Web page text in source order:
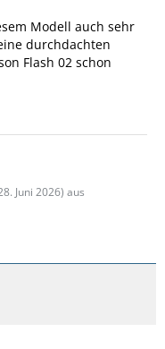
Modell auch sehr
durchdachten
Flash 02 schon
Juni 2026) aus